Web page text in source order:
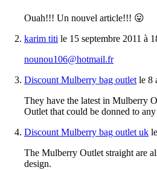
Ouah!!! Un nouvel article!!! 😛
karim titi le 15 septembre 2011 à
nounou106@hotmail.fr
Discount Mulberry bag outlet le 8
They have the latest in Mulberry
Outlet that could be donned to
Discount Mulberry bag outlet uk
The Mulberry Outlet straight are
design.